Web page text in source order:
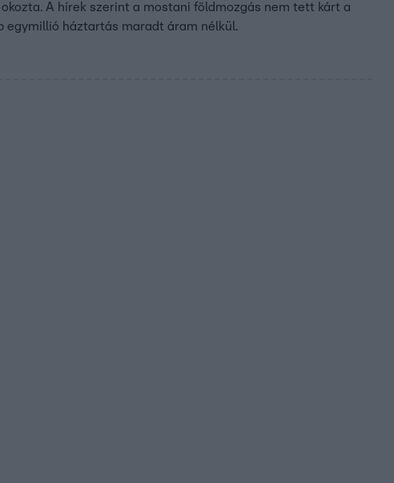
A hírek szerint a mostani földmozgás nem tett kárt a
egymillió háztartás maradt áram nélkül.